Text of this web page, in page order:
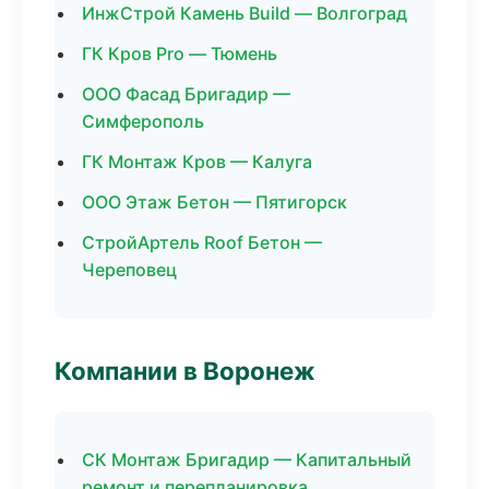
ИнжСтрой Камень Build — Волгоград
ГК Кров Pro — Тюмень
ООО Фасад Бригадир —
Симферополь
ГК Монтаж Кров — Калуга
ООО Этаж Бетон — Пятигорск
СтройАртель Roof Бетон —
Череповец
Компании в Воронеж
СК Монтаж Бригадир — Капитальный